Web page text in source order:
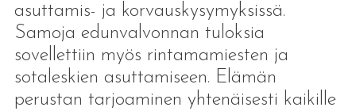
asuttamis- ja korvauskysymyksissä.
Samoja edunvalvonnan tuloksia
sovellettiin myös rintamamiesten ja
sotaleskien asuttamiseen. Elämän
perustan tarjoaminen yhtenäisesti kaikille